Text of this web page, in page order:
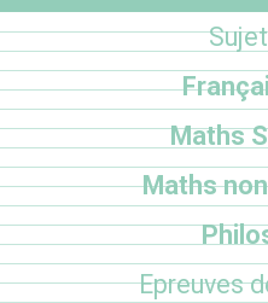
Maths
Maths
Epreuves